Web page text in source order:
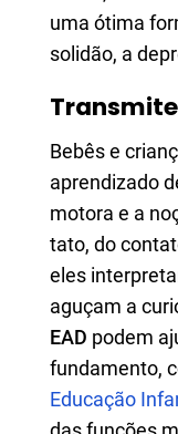
uma ótima
solidão, a
Bebês e
aprendizado
motora e a
tato, do
eles
aguçam a
EAD podem
fundamento,
Educação